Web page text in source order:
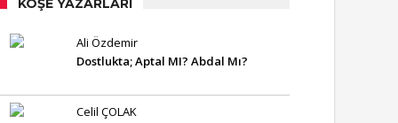
KÖŞE YAZARLARI
Ali Özdemir
Dostlukta; Aptal MI? Abdal Mı?
Celil ÇOLAK